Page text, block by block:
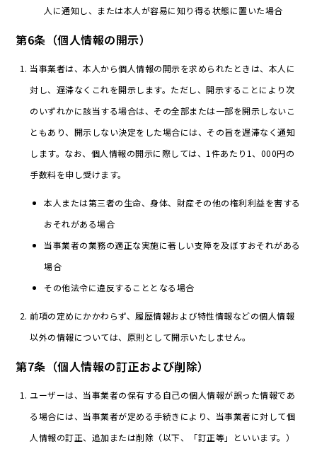
人に通知し、または本人が容易に知り得る状態に置いた場合
第6条（個人情報の開示）
当事業者は、本人から個人情報の開示を求められたときは、本人に
対し、遅滞なくこれを開示します。ただし、開示することにより次
のいずれかに該当する場合は、その全部または一部を開示しないこ
ともあり、開示しない決定をした場合には、その旨を遅滞なく通知
します。なお、個人情報の開示に際しては、1件あたり1、000円の
手数料を申し受けます。
本人または第三者の生命、身体、財産その他の権利利益を害する
おそれがある場合
当事業者の業務の適正な実施に著しい支障を及ぼすおそれがある
場合
その他法令に違反することとなる場合
前項の定めにかかわらず、履歴情報および特性情報などの個人情報
以外の情報については、原則として開示いたしません。
第7条（個人情報の訂正および削除）
ユーザーは、当事業者の保有する自己の個人情報が誤った情報であ
る場合には、当事業者が定める手続きにより、当事業者に対して個
人情報の訂正、追加または削除（以下、「訂正等」といいます。）